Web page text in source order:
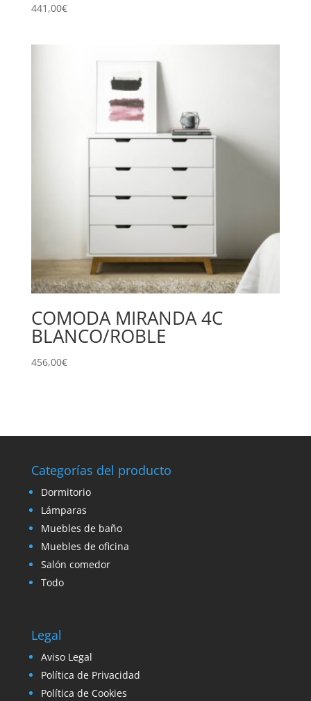
441,00€
COMODA MIRANDA 4C
BLANCO/ROBLE
456,00€
Categorías del producto
Dormitorio
Lámparas
Muebles de baño
Muebles de oficina
Salón comedor
Todo
Legal
Aviso Legal
Política de Privacidad
Política de Cookies